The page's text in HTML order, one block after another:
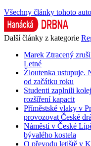
Všechny články tohoto
Další články z kategorie
Marek Ztracený
Letné
Žloutenka ustupuje.
od začátku roku
Studenti zaplnili
rozšíření kapacit
Příměstské vlaky v
provozovat České
Náměstí v České
bývalého kostela
O převodu letiště v